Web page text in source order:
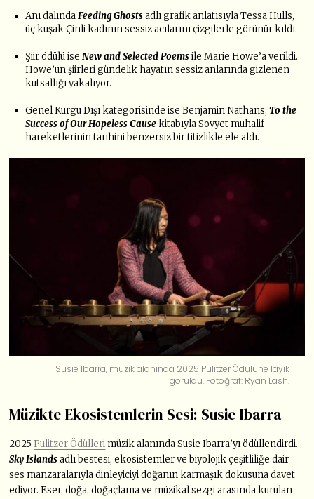
Anı dalındaFeeding Ghosts adlı grafik anlatısıyla Tessa Hulls,
üç kuşak Çinli kadının sessiz acılarını çizgilerle görünür kıldı.
Şiir ödülü iseNew and Selected Poems ile Marie Howe’a verildi.
Howe’un şiirleri gündelik hayatın sessiz anlarında gizlenen
kutsallığı yakalıyor.
Genel Kurgu Dışı kategorisinde ise Benjamin Nathans,To the
Success of Our Hopeless Cause kitabıyla Sovyet muhalif
hareketlerinin tarihini benzersiz bir titizlikle ele aldı.
Susie Ibarra, müzik alanında 2025 Pulitzer Ödülüne layık
görüldü. Fotoğraf: Ryan Lash.
Müzikte Ekosistemlerin Sesi: Susie Ibarra
2025Pulitzer Ödüllerimüzik alanında Susie Ibarra’yı ödüllendirdi.
Sky Islands adlı bestesi, ekosistemler ve biyolojik çeşitliliğe dair
ses manzaralarıyla dinleyiciyi doğanın karmaşık dokusuna davet
ediyor. Eser, doğa, doğaçlama ve müzikal sezgi arasında kurulan